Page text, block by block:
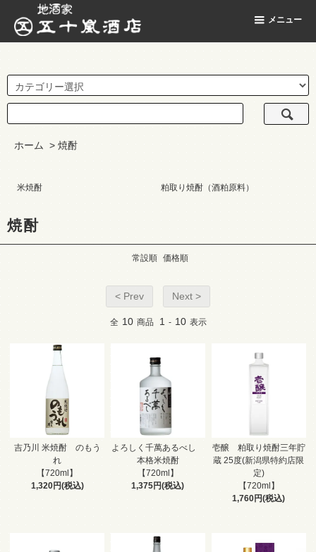
地酒家 五十嵐酒店
メニュー
ホーム > 焼酎
米焼酎 粕取り焼酎（酒粕原料）
焼酎
常設順 価格順
< Prev Next >
全 10 商品 1 - 10 表示
吉乃川 米焼酎 のもう
れ
【720ml】
1,320円(税込)
よろしく千萬あるべし
本格米焼酎
【720ml】
1,375円(税込)
壱醸 粕取り焼酎三年貯
蔵 25度(新潟県特約店限
定)
【720ml】
1,760円(税込)